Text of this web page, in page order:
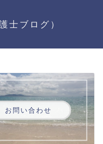
士ブログ）
お問い合わせ